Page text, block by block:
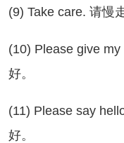
Take care. 请慢走
Please give my
好。
Please say hello
好。